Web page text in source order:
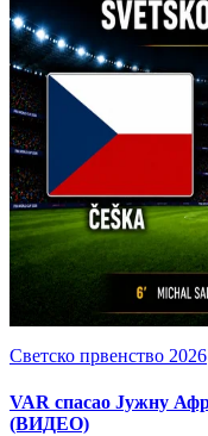
Светско првенство 2026
VAR спасао Јужну
(ВИДЕО)